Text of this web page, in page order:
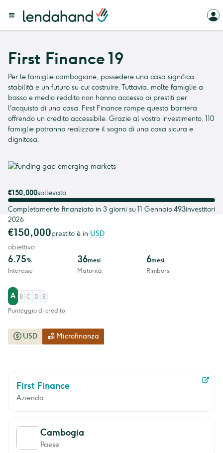
First Finance 19
Per le famiglie cambogiane, possedere una casa significa
stabilità e un futuro su cui costruire. Tuttavia, molte famiglie a
basso e medio reddito non hanno accesso ai prestiti per
l'acquisto di una casa. First Finance rompe questa barriera
offrendo un credito accessibile. Grazie al vostro investimento, 110
famiglie potranno realizzare il sogno di una casa sicura e
dignitosa.
First Finance
Azienda
Cambogia
Paese
€150,000sollevato
Completamente finanziato in 3 giorni su 11 Gennaio
2026.
493investitori
€150,000prestito è in USD
obiettivo
6.75%
Interesse
36mesi
Maturità
6mesi
Rimborsi
A B C D
E
Punteggio di credito
USD Microfinanza